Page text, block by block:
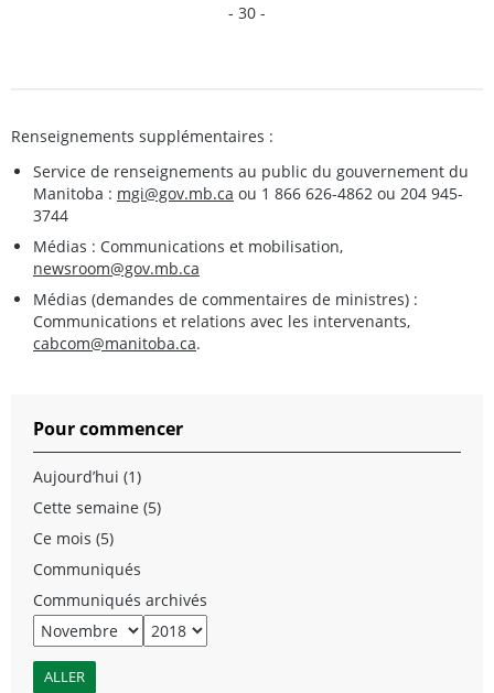
- 30 -
Renseignements supplémentaires :
Service de renseignements au public du gouvernement du
Manitoba : mgi@gov.mb.ca ou 1 866 626-4862 ou 204 945-
3744
Médias : Communications et mobilisation,
newsroom@gov.mb.ca
Médias (demandes de commentaires de ministres) :
Communications et relations avec les intervenants,
cabcom@manitoba.ca.
Pour commencer
Aujourd’hui (1)
Cette semaine (5)
Ce mois (5)
Communiqués
Communiqués archivés